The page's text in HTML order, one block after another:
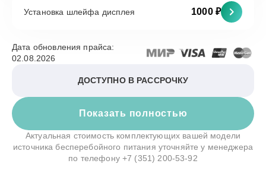
Установка шлейфа дисплея 1000 ₽
Показать полностью
Дата обновления прайса:
02.08.2026
ДОСТУПНО В РАССРОЧКУ
Актуальная стоимость комплектующих вашей модели
источника бесперебойного питания уточняйте у менеджера
по телефону+7 (351) 200-53-92